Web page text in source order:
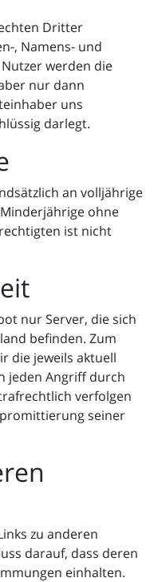
Dritter
, Namens- und
werden die
nur dann
uns
darlegt.
an volljährige
ohne
ist nicht
nur Server, die sich
befinden. Zum
die jeweils aktuell
jeden Angriff durch
verfolgen
seiner
zu anderen
darauf, dass deren
einhalten.